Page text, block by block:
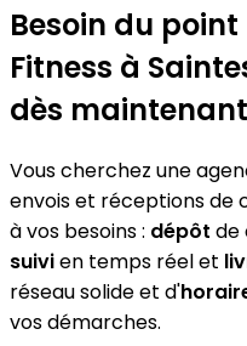
−
Besoin du point
Fitness à
dès
Vous cherchez une
envois et réceptions de
à vos besoins : dépôt de
suivien temps réel et
réseau solide et d'
vos démarches.